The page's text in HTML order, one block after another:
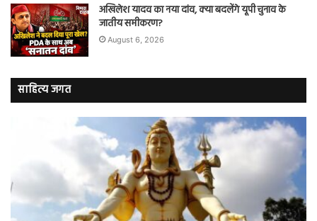
अखिलेश यादव का नया दांव, क्या बदलेंगे यूपी चुनाव के
जातीय समीकरण?
August 6, 2026
साहित्य जगत